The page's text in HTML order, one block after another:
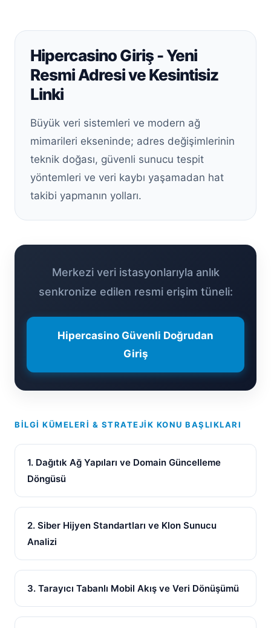
Hipercasino Giriş - Yeni
Resmi Adresi ve Kesintisiz
Linki
Büyük veri sistemleri ve modern ağ
mimarileri ekseninde; adres değişimlerinin
teknik doğası, güvenli sunucu tespit
yöntemleri ve veri kaybı yaşamadan hat
takibi yapmanın yolları.
Merkezi veri istasyonlarıyla anlık
senkronize edilen resmi erişim tüneli:
Hipercasino Güvenli Doğrudan
Giriş
BILGI KÜMELERI & STRATEJIK KONU BAŞLIKLARI
1. Dağıtık Ağ Yapıları ve Domain Güncelleme
Döngüsü
2. Siber Hijyen Standartları ve Klon Sunucu
Analizi
3. Tarayıcı Tabanlı Mobil Akış ve Veri Dönüşümü